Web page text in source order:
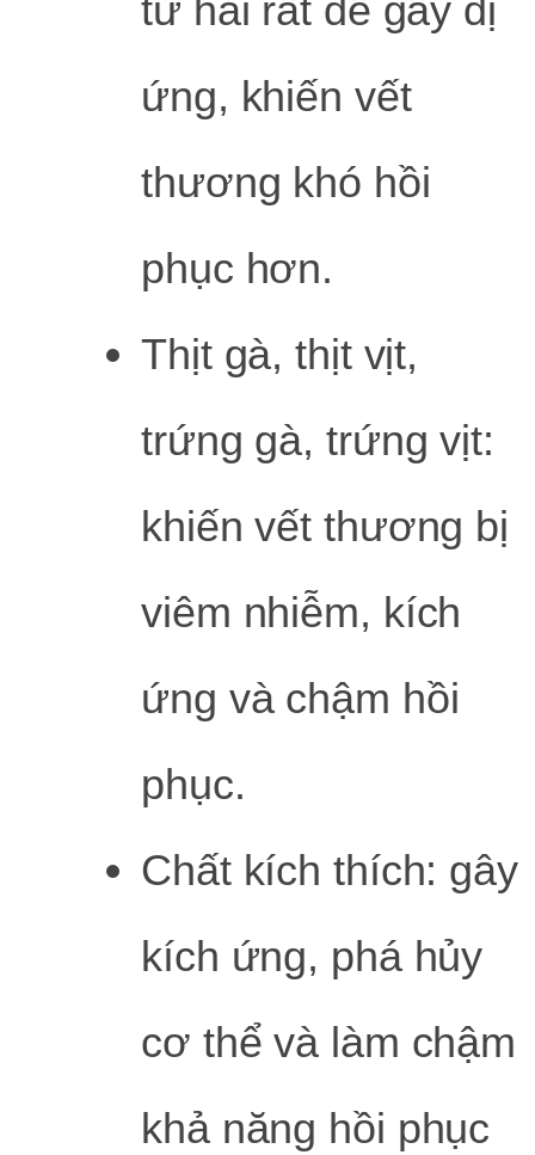
từ hải rất dễ gây dị
ứng, khiến vết
thương khó hồi
phục hơn.
Thịt gà, thịt vịt,
trứng gà, trứng vịt:
khiến vết thương bị
viêm nhiễm, kích
ứng và chậm hồi
phục.
Chất kích thích: gây
kích ứng, phá hủy
cơ thể và làm chậm
khả năng hồi phục